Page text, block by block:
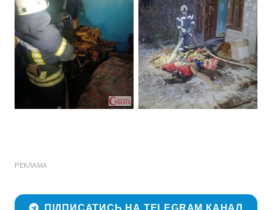
РЕКЛАМА
ПІДПИСАТИСЬ НА TELEGRAM КАНАЛ